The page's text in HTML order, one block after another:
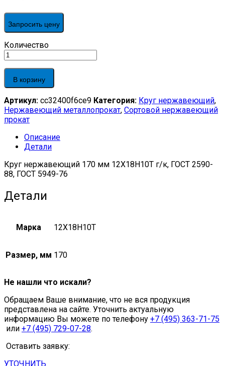
Запросить цену
Круг
нержавеющий
170
мм
12Х18Н10Т
к,
ГОСТ
2590-
ГОСТ
5949-
75
quantity
Количество
В корзину
Артикул: cc32400f6ce9 Категория: Круг нержавеющий,
Нержавеющий металлопрокат, Сортовой нержавеющий
прокат
Описание
Детали
Круг нержавеющий 170 мм 12Х18Н10Т г/к, ГОСТ 2590-
88, ГОСТ 5949-76
Детали
Марка 12Х18Н10Т
Размер, мм 170
Не нашли что искали?
Обращаем Ваше внимание, что не вся продукция
представлена на сайте. Уточнить актуальную
информацию Вы можете по телефону +7 (495) 363-71-75
или +7 (495) 729-07-28.
Оставить заявку:
УТОЧНИТЬ